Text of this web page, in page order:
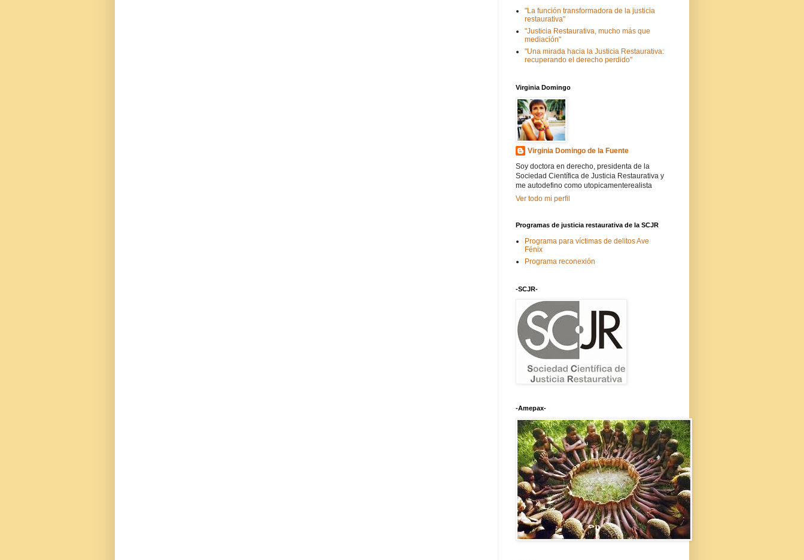
"La función transformadora de la justicia
restaurativa"
"Justicia Restaurativa, mucho más que
mediación"
"Una mirada hacia la Justicia Restaurativa:
recuperando el derecho perdido"
Virginia Domingo
Virginia Domingo de la Fuente
Soy doctora en derecho, presidenta de la
Sociedad Científica de Justicia Restaurativa y
me autodefino como utopicamenterealista
Ver todo mi perfil
Programas de justicia restaurativa de la SCJR
Programa para víctimas de delitos Ave
Fénix
Programa reconexión
-SCJR-
-Amepax-